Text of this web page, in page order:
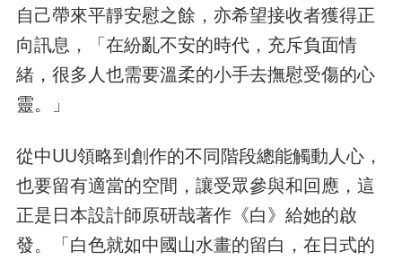
自己帶來平靜安慰之餘，亦希望接收者獲得正
向訊息，「在紛亂不安的時代，充斥負面情
緒，很多人也需要溫柔的小手去撫慰受傷的心
靈。」
從中UU領略到創作的不同階段總能觸動人心，
也要留有適當的空間，讓受眾參與和回應，這
正是日本設計師原研哉著作《白》給她的啟
發。「白色就如中國山水畫的留白，在日式的